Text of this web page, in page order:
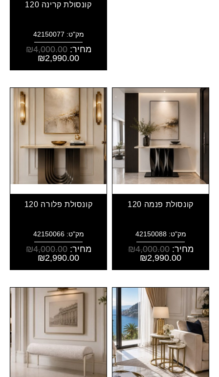
קונסולת קרינה 120
מק"ט: 42150077
מחיר: ₪4,000.00
₪2,990.00
קונסולת פנמה 120
מק"ט: 42150088
מחיר: ₪4,000.00
₪2,990.00
קונסולת פלורה 120
מק"ט: 42150066
מחיר: ₪4,000.00
₪2,990.00